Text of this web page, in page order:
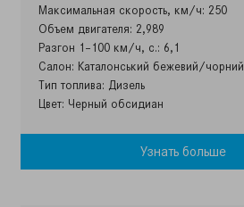
Максимальная скорость, км/ч: 250
Объем двигателя: 2,989
Разгон 1–100 км/ч, с.: 6,1
Салон: Каталонський бежевий/чорний
Тип топлива: Дизель
Цвет: Черный обсидиан
Узнать больше